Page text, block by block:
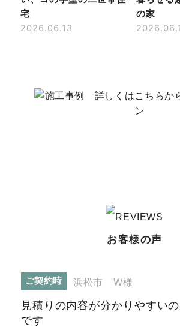
宅
2026.06.13
の家
お客様の声
ご契約時 浜松市 W様
見積りの内容が分かりやすい
です